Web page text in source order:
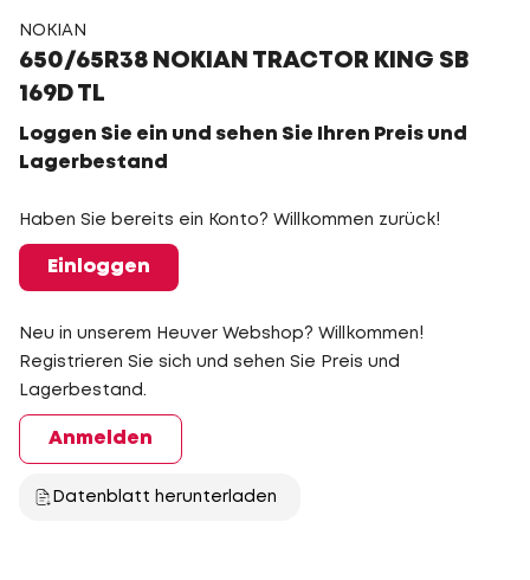
NOKIAN
650/65R38 NOKIAN TRACTOR KING SB
169D TL
Loggen Sie ein und sehen Sie Ihren Preis und
Lagerbestand
Haben Sie bereits ein Konto? Willkommen zurück!
Einloggen
Neu in unserem Heuver Webshop? Willkommen!
Registrieren Sie sich und sehen Sie Preis und
Lagerbestand.
Anmelden
Datenblatt herunterladen